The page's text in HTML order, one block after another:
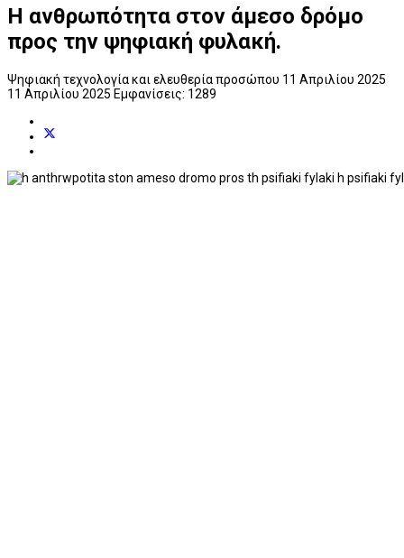
Η ανθρωπότητα στον άμεσο δρόμο
προς την ψηφιακή φυλακή.
Ψηφιακή τεχνολογία και ελευθερία προσώπου 11 Απριλίου 2025
11 Απριλίου 2025 Εμφανίσεις: 1289